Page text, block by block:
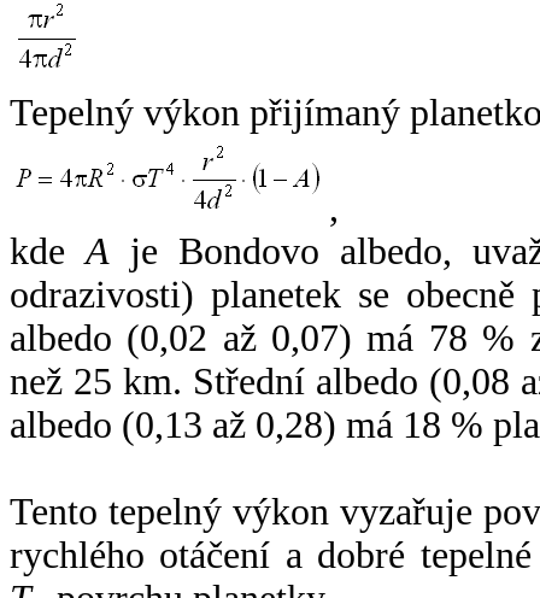
Tepelný výkon přijímaný
,
kdeA je Bondovo albedo,
odrazivosti) planetek se
albedo (0,02 až 0,07) má 78 %
než 25 km. Střední albedo (0,08
albedo (0,13 až 0,28) má 18 %
Tento tepelný výkon vyzařuje
rychlého otáčení a dobré